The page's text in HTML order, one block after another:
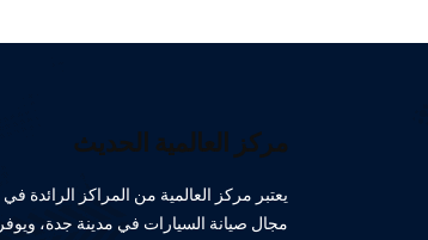
مركز العالمية الحديث
يعتبر مركز العالمية من المراكز الرائدة في
مجال صيانة السيارات في مدينة جدة، ويوفر